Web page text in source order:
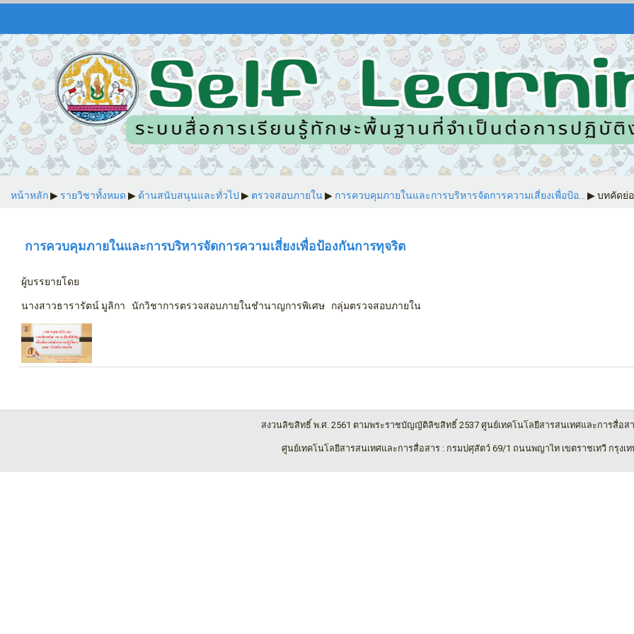
หน้าหลัก▶︎ รายวิชาทั้งหมด ▶︎ ด้านสนับสนุนและทั่วไป ▶︎ ตรวจสอบภายใน▶︎ การควบคุมภายในและการบริหารจัดการความเสี่ยงเพื่อป้อ... ▶︎บทคัดย่อ
การควบคุมภายในและการบริหารจัดการความเสี่ยงเพื่อป้องกันการทุจริต
ผู้บรรยายโดย
นางสาวธารารัตน์ มูลิกา นักวิชาการตรวจสอบภายในชำนาญการพิเศษ กลุ่มตรวจสอบภายใน
สงวนลิขสิทธิ์ พ.ศ. 2561 ตามพระราชบัญญัติลิขสิทธิ์ 2537 ศูนย์เทคโนโลยีสารสนเทศและการสื่อส
ศูนย์เทคโนโลยีสารสนเทศและการสื่อสาร : กรมปศุสัตว์ 69/1 ถนนพญาไท เขตราชเทวี กรุงเท